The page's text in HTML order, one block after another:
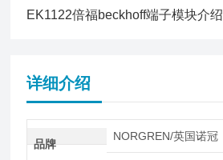
EK1122倍福beckhoff端子模块介绍
详细介绍
品牌
NORGREN/英国诺冠